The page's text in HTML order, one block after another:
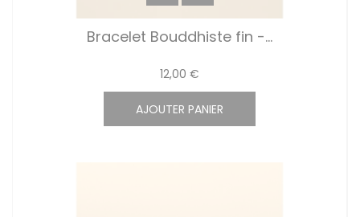
Bracelet Bouddhiste fin -...
12,00 €
AJOUTER PANIER